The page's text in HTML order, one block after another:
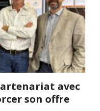
avec
son offre